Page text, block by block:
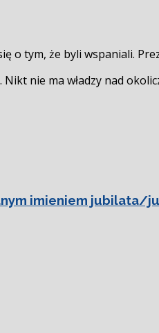
o tym, że byli wspaniali.
Nikt nie ma władzy nad
imieniem jubilata/